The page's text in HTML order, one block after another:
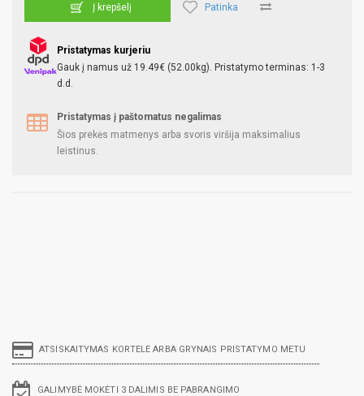
Į krepšelį Patinka
Pristatymas kurjeriu
Gauk į namus už 19.49€ (52.00kg). Pristatymo terminas: 1-3
d.d.
Pristatymas į paštomatus negalimas
Šios prekės matmenys arba svoris viršija maksimalius
leistinus.
ATSISKAITYMAS KORTELE ARBA GRYNAIS PRISTATYMO METU
GALIMYBĖ MOKĖTI 3 DALIMIS BE PABRANGIMO